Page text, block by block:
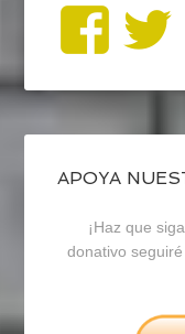
de
en
APOYA
¡Haz que
donativo